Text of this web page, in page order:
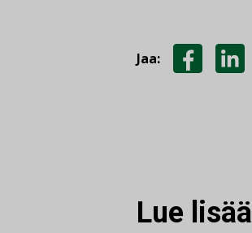
Jaa:
Lue lisää